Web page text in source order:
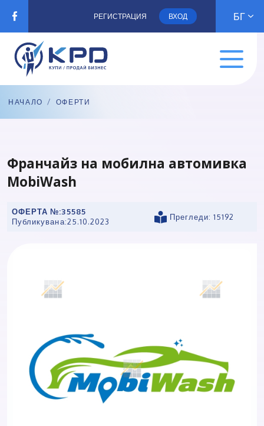
РЕГИСТРАЦИЯ ВХОД БГ
НАЧАЛО / ОФЕРТИ
Франчайз на мобилна автомивка
MobiWash
ОФЕРТА №:35585
Публикувана:25.10.2023
Прегледи: 15192